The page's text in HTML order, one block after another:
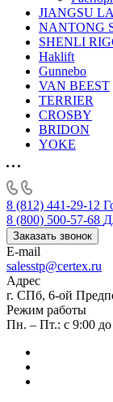
JIANGSU
NANTONG
SHENLI
Haklift
Gunnebo
VAN BEEST
TERRIER
CROSBY
BRIDON
YOKE
8 (812) 441-29-12
8 (800) 500-57-68
Заказать звонок
E-mail
salesstp@certex.ru
Адрес
г. СПб, 6-ой
Режим работы
Пн. – Пт.: с 9:00 до